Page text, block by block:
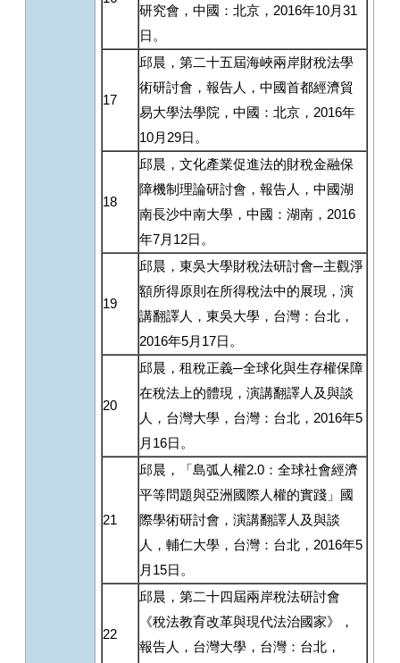
研究會，中國：北京，2016年10月31
日。
17
邱晨，第二十五屆海峽兩岸財稅法學
術研討會，報告人，中國首都經濟貿
易大學法學院，中國：北京，2016年
10月29日。
18
邱晨，文化產業促進法的財稅金融保
障機制理論研討會，報告人，中國湖
南長沙中南大學，中國：湖南，2016
年7月12日。
19
邱晨，東吳大學財稅法研討會─主觀淨
額所得原則在所得稅法中的展現，演
講翻譯人，東吳大學，台灣：台北，
2016年5月17日。
20
邱晨，租稅正義─全球化與生存權保障
在稅法上的體現，演講翻譯人及與談
人，台灣大學，台灣：台北，2016年5
月16日。
21
邱晨，「島弧人權2.0：全球社會經濟
平等問題與亞洲國際人權的實踐」國
際學術研討會，演講翻譯人及與談
人，輔仁大學，台灣：台北，2016年5
月15日。
22
邱晨，第二十四屆兩岸稅法研討會
《稅法教育改革與現代法治國家》，
報告人，台灣大學，台灣：台北，